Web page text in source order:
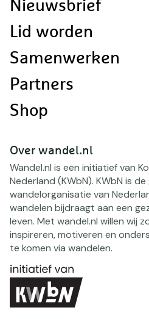
Nieuwsbrief
Lid worden
Samenwerken
Partners
Shop
Over wandel.nl
Wandel.nl is een initiatief van
Nederland (KWbN). KWbN is
wandelorganisatie van
wandelen bijdraagt aan een
leven. Met wandel.nl willen wij
inspireren, motiveren en
te komen via wandelen.